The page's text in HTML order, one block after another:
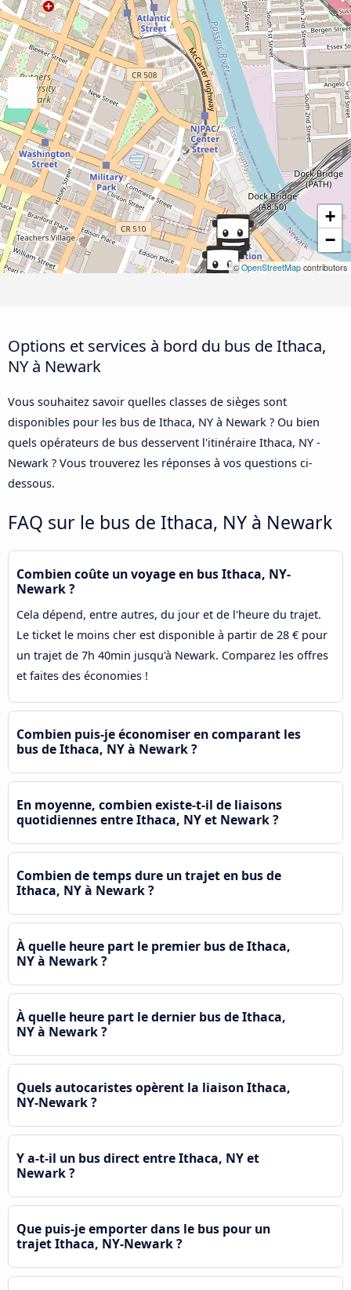
+
−
© OpenStreetMapcontributors
Options et services à bord du bus de Ithaca,
NY à Newark
Vous souhaitez savoir quelles classes de sièges sont
disponibles pour les bus de Ithaca, NY à Newark ? Ou bien
quels opérateurs de bus desservent l'itinéraire Ithaca, NY -
Newark ? Vous trouverez les réponses à vos questions ci-
dessous.
FAQ sur le bus de Ithaca, NY à Newark
Combien coûte un voyage en bus Ithaca, NY-
Newark ?
Cela dépend, entre autres, du jour et de l'heure du trajet.
Le ticket le moins cher est disponible à partir de 28 € pour
un trajet de 7h 40min jusqu'à Newark. Comparez les offres
et faites des économies !
Combien puis-je économiser en comparant les
bus de Ithaca, NY à Newark ?
En moyenne, combien existe-t-il de liaisons
quotidiennes entre Ithaca, NY et Newark ?
Combien de temps dure un trajet en bus de
Ithaca, NY à Newark ?
À quelle heure part le premier bus de Ithaca,
NY à Newark ?
À quelle heure part le dernier bus de Ithaca,
NY à Newark ?
Quels autocaristes opèrent la liaison Ithaca,
NY-Newark ?
Y a-t-il un bus direct entre Ithaca, NY et
Newark ?
Que puis-je emporter dans le bus pour un
trajet Ithaca, NY-Newark ?